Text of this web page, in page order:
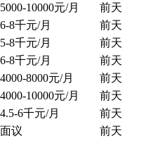
5000-10000元/月
前天
6-8千元/月
前天
5-8千元/月
前天
6-8千元/月
前天
4000-8000元/月
前天
4000-10000元/月
前天
4.5-6千元/月
前天
面议
前天